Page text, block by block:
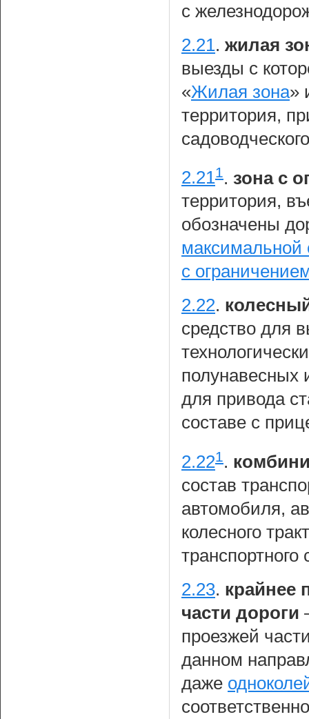
с
2.21 . жилая
выезды с
«Жилая зона»
территория,
2.211. зона с
территория,
обозначены
максимальной
с
2.22.
средство для
полунавесных
для привода
составе с
2.221.
состав
автомобиля,
колесного
транспортного
2.23. крайнее
части дороги
проезжей
данном
даже